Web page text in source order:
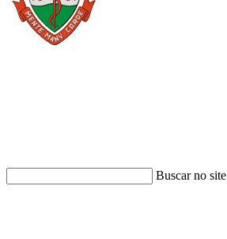
Buscar no site